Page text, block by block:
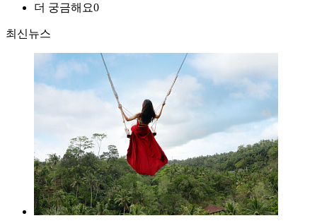
더 궁금해요0
최신뉴스